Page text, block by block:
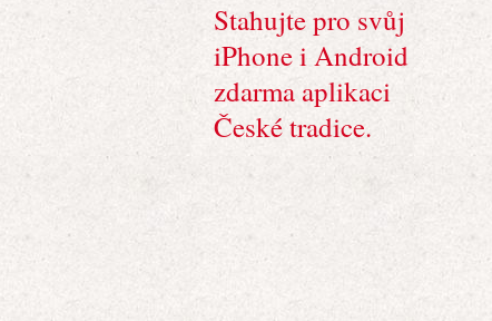
Stahujte pro svůj
iPhone i Android
zdarma aplikaci
České tradice.